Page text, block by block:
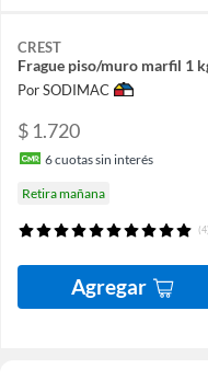
CREST
Frague piso/muro marfil 1
Por SODIMAC
$ 1.720
6cuotas sin interés
Retira mañana
(4)
Agregar